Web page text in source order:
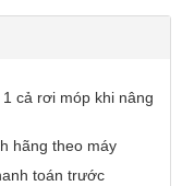
cả rơi móp khi nâng
hãng theo máy
toán trước